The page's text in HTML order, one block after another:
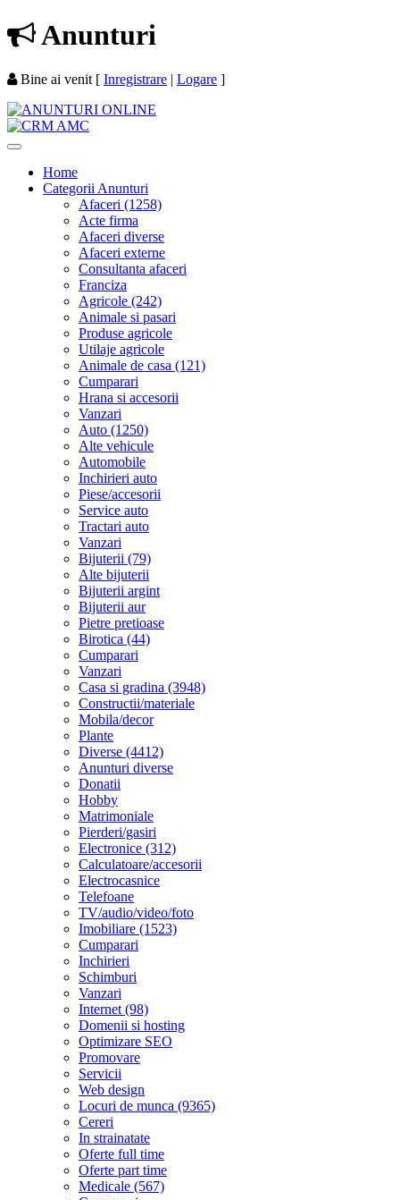
Anunturi
Bine ai venit [ Inregistrare | Logare ]
Home
Categorii Anunturi
Afaceri (1258)
Acte firma
Afaceri diverse
Afaceri externe
Consultanta afaceri
Franciza
Agricole (242)
Animale si pasari
Produse agricole
Utilaje agricole
Animale de casa (121)
Cumparari
Hrana si accesorii
Vanzari
Auto (1250)
Alte vehicule
Automobile
Inchirieri auto
Piese/accesorii
Service auto
Tractari auto
Vanzari
Bijuterii (79)
Alte bijuterii
Bijuterii argint
Bijuterii aur
Pietre pretioase
Birotica (44)
Cumparari
Vanzari
Casa si gradina (3948)
Constructii/materiale
Mobila/decor
Plante
Diverse (4412)
Anunturi diverse
Donatii
Hobby
Matrimoniale
Pierderi/gasiri
Electronice (312)
Calculatoare/accesorii
Electrocasnice
Telefoane
TV/audio/video/foto
Imobiliare (1523)
Cumparari
Inchirieri
Schimburi
Vanzari
Internet (98)
Domenii si hosting
Optimizare SEO
Promovare
Servicii
Web design
Locuri de munca (9365)
Cereri
In strainatate
Oferte full time
Oferte part time
Medicale (567)